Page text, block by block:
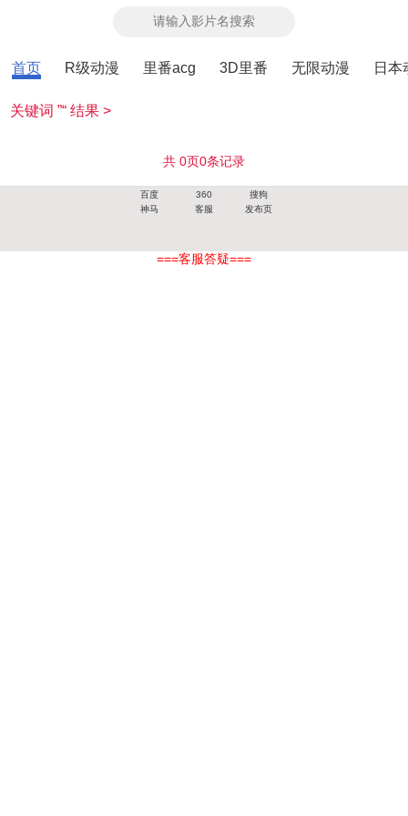
首页 R级动漫 里番acg 3D里番 无限动漫 日本
关键词 ”“ 结果 >
共 0页0条记录
百度 360
搜狗
神马
客服 发布页
===客服答疑===